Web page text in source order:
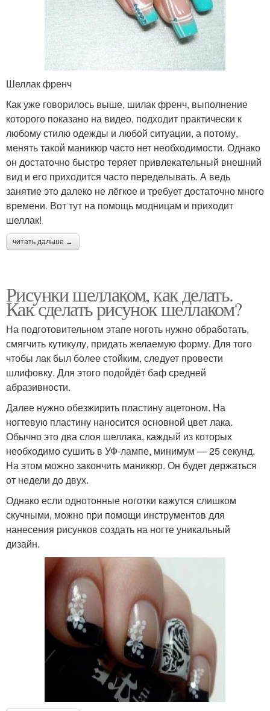
Шеллак френч
Как уже говорилось выше, шилак френч, выполнение
которого показано на видео, подходит практически к
любому стилю одежды и любой ситуации, а потому,
менять такой маникюр часто нет необходимости. Однако
он достаточно быстро теряет привлекательный внешний
вид и его приходится часто переделывать. А ведь
занятие это далеко не лёгкое и требует достаточно много
времени. Вот тут на помощь модницам и приходит
шеллак!
читать дальше →
Рисунки шеллаком, как делать.
Как сделать рисунок шеллаком?
На подготовительном этапе ноготь нужно обработать,
смягчить кутикулу, придать желаемую форму. Для того
чтобы лак был более стойким, следует провести
шлифовку. Для этого подойдёт баф средней
абразивности.
Далее нужно обезжирить пластину ацетоном. На
ногтевую пластину наносится основной цвет лака.
Обычно это два слоя шеллака, каждый из которых
необходимо сушить в УФ-лампе, минимум — 25 секунд.
На этом можно закончить маникюр. Он будет держаться
от недели до двух.
Однако если однотонные ноготки кажутся слишком
скучными, можно при помощи инструментов для
нанесения рисунков создать на ногте уникальный
дизайн.